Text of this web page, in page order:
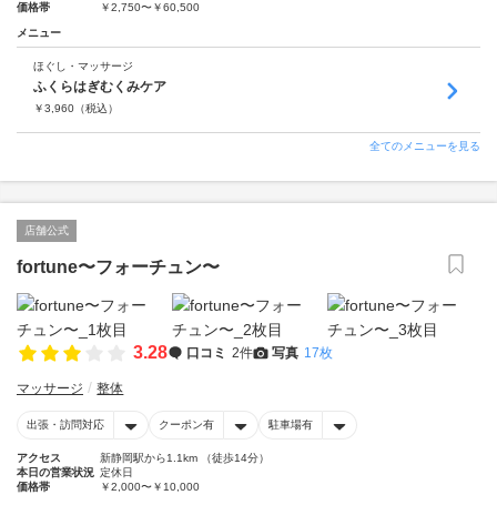
価格帯
￥2,750〜￥60,500
メニュー
ほぐし・マッサージ
ふくらはぎむくみケア
￥3,960 （税込）
全てのメニューを見る
店舗公式
fortune〜フォーチュン〜
3.28 口コミ 2件 写真 17枚
マッサージ 整体
出張・訪問対応 クーポン有 駐車場有
アクセス
新静岡駅から1.1km （徒歩14分）
本日の営業状況 定休日
価格帯
￥2,000〜￥10,000